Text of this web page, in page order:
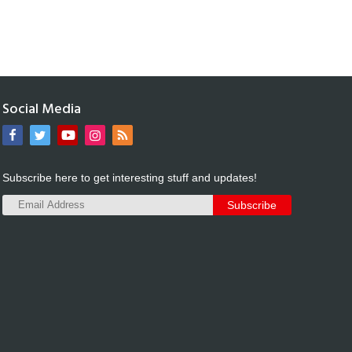
Social Media
Subscribe here to get interesting stuff and updates!